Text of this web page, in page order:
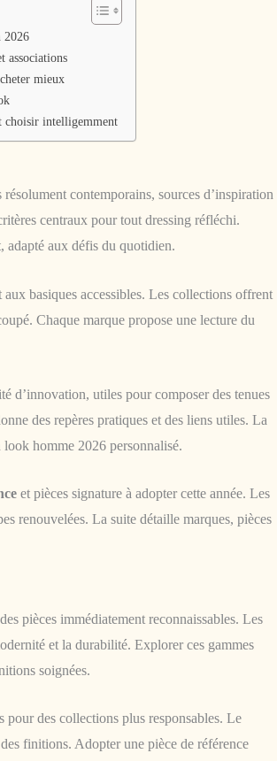
2026
associations
mieux
choisir intelligemment
contemporains, sources d’inspiration
centraux pour tout dressing réfléchi.
adapté aux défis du quotidien.
basiques accessibles. Les collections offrent
Chaque marque propose une lecture du
d’innovation, utiles pour composer des tenues
des repères pratiques et des liens utiles. La
homme 2026 personnalisé.
et pièces signature à adopter cette année. Les
renouvelées. La suite détaille marques, pièces
pièces immédiatement reconnaissables. Les
et la durabilité. Explorer ces gammes
soignées.
des collections plus responsables. Le
finitions. Adopter une pièce de référence